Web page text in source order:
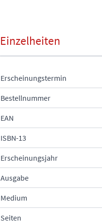
Einzelheiten
Erscheinungstermin
Bestellnummer
EAN
ISBN-13
Erscheinungsjahr
Ausgabe
Medium
Seiten